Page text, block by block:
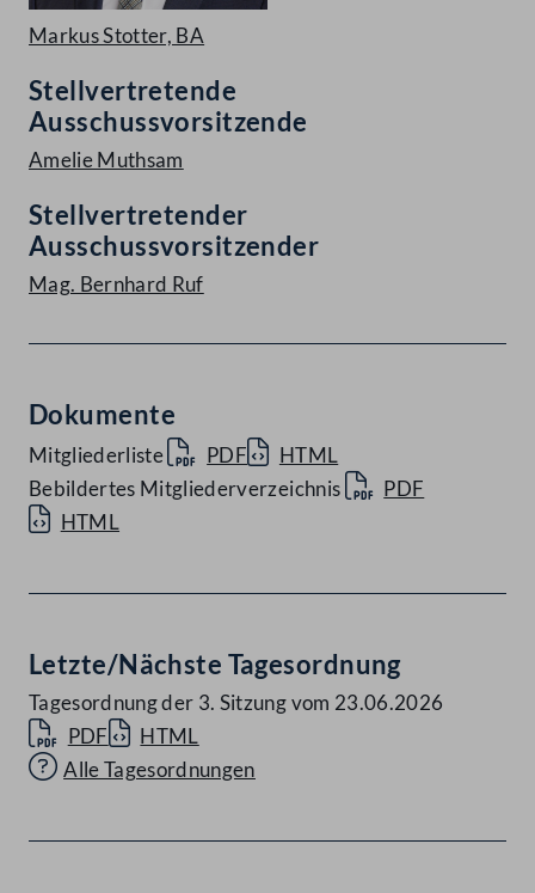
Markus Stotter, BA
Stellvertretende
Ausschussvorsitzende
Amelie Muthsam
Stellvertretender
Ausschussvorsitzender
Mag. Bernhard Ruf
Dokumente
Mitgliederliste PDF
HTML
Bebildertes Mitgliederverzeichnis
PDF
HTML
Letzte/Nächste Tagesordnung
Tagesordnung der 3. Sitzung vom 23.06.2026
PDF
HTML
Alle Tagesordnungen